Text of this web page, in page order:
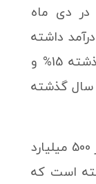
در دی ماه
تومان درآمد داشته
که این میزان در مقایسه با ماه گذشته 15% و
سال گذشته
سهم اخابر در دی ماه حدود بیش از 500 میلیارد
است که